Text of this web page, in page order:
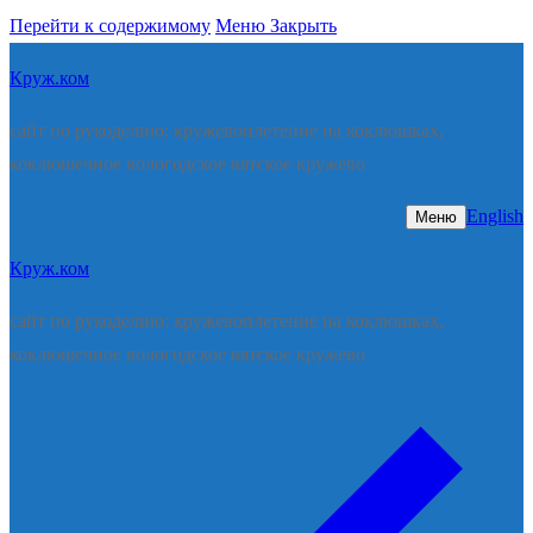
Перейти к содержимому Меню Закрыть
Круж.ком
сайт по рукоделию: кружевоплетение на коклюшках,
коклюшечное вологодское вятское кружево
Меню English
Круж.ком
сайт по рукоделию: кружевоплетение на коклюшках,
коклюшечное вологодское вятское кружево